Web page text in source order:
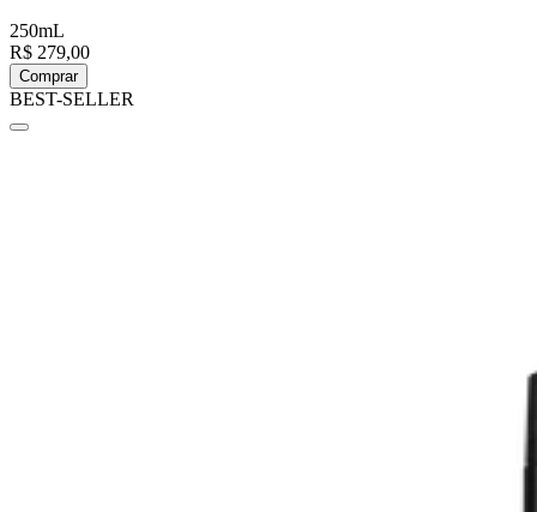
250mL
R$ 279,00
Comprar
BEST-SELLER